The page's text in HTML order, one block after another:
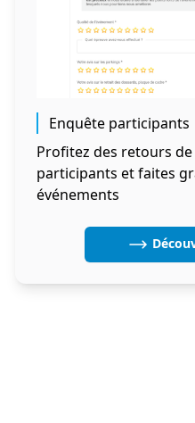
Enquête participants
Profitez des retours de
participants et faites
événements